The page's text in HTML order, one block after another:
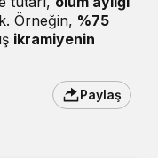
Örneğin, %75
ikramiyenin
Paylaş